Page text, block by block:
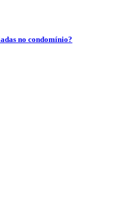
no condomínio?